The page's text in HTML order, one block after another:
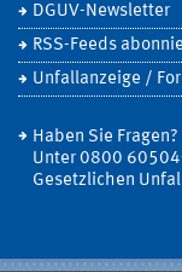
DGUV-Newsletter
RSS-Feeds
Unfallanzeige /
Haben Sie Fragen?
Unter 0800
Gesetzlichen